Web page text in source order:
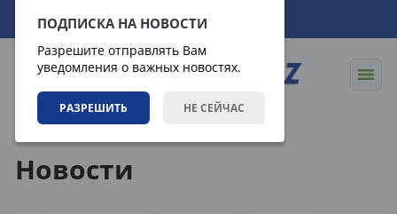
ПОДПИСКА НА НОВОСТИ
Разрешите отправлять Вам
уведомления о важных новостях.
РАЗРЕШИТЬ НЕ СЕЙЧАС
09.08.2026 00:31:09
Новости